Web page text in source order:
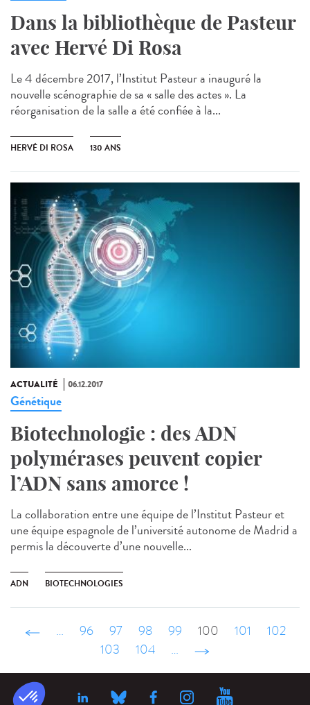
Dans la bibliothèque de Pasteur
avec Hervé Di Rosa
Le 4 décembre 2017, l’Institut Pasteur a inauguré la
nouvelle scénographie de sa « salle des actes ». La
réorganisation de la salle a été confiée à la...
HERVÉ DI ROSA 130 ANS
ACTUALITÉ 06.12.2017
Génétique
Biotechnologie : des ADN
polymérases peuvent copier
l’ADN sans amorce !
La collaboration entre une équipe de l’Institut Pasteur et
une équipe espagnole de l’université autonome de Madrid a
permis la découverte d’une nouvelle...
ADN BIOTECHNOLOGIES
‹ précédent
… 96 97 98 99 100 101
102
103
104 … suivant ›